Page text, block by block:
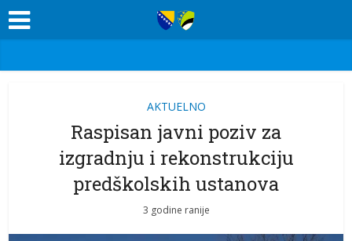
AKTUELNO
Raspisan javni poziv za
izgradnju i rekonstrukciju
predškolskih ustanova
3 godine ranije